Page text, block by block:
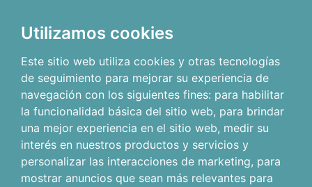
Utilizamos cookies
Este sitio web utiliza cookies y otras tecnologías
de seguimiento para mejorar su experiencia de
navegación con los siguientes fines: para habilitar
la funcionalidad básica del sitio web, para brindar
una mejor experiencia en el sitio web, medir su
interés en nuestros productos y servicios y
personalizar las interacciones de marketing, para
mostrar anuncios que sean más relevantes para